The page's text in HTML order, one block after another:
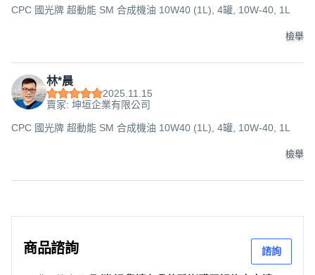
CPC 國光牌 超動能 SM 合成機油 10W40 (1L), 4罐, 10W-40, 1L
檢舉
林*晨
2025.11.15
賣家: 坤垣企業有限公司
CPC 國光牌 超動能 SM 合成機油 10W40 (1L), 4罐, 10W-40, 1L
檢舉
商品諮詢 諮詢